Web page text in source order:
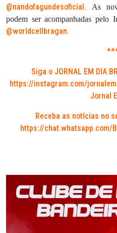
@nandofagundesoficial. As
podem ser acompanhadas pelo
@worldcellbragan.
Siga o JORNAL EM DIA
https://instagram.com/
Jornal
Receba as notícias no
https://chat.whatsapp.com/